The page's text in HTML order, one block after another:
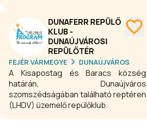
amikor más füves repülőterek már
nem használhatók. A rám telepített
rádiónavigációs adók (VOR, DME,NDB)
elősegítik a leszállást rosszabb látási
viszonyok mellett is, illetve
lehetőséget nyújtanak különféle
műszeres megközelítések
gyakorlására. Az éjszaka érkező, vagy
induló repülőgépeknek Magyarország
egyik legkorszerűbb fénytechnikája
segít, ami a pályaszegély-fényeken
DUNAFERR REPÜLŐ
KLUB -
DUNAÚJVÁROSI
REPÜLŐTÉR
FEJÉR VÁRMEGYE DUNAÚJVÁROS
A Kisapostag és Baracs község
határán, Dunaújváros
szomszédságában található reptéren
(LHDV) üzemelő repülőklub.